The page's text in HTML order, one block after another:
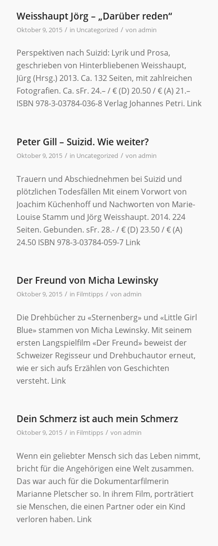
Weisshaupt Jörg – „Darüber reden“
Oktober 9, 2015 / in Uncategorized / von admin
Perspektiven nach Suizid: Lyrik und Prosa,
geschrieben von Hinterbliebenen Weisshaupt,
Jürg (Hrsg.) 2013. Ca. 132 Seiten, mit zahlreichen
Fotografien. Ca. sFr. 24.– / € (D) 20.50 / € (A) 21.–
ISBN 978-3-03784-036-8 Verlag Johannes Petri. Link
Peter Gill – Suizid. Wie weiter?
Oktober 9, 2015 / in Uncategorized / von admin
Trauern und Abschiednehmen bei Suizid und
plötzlichen Todesfällen Mit einem Vorwort von
Joachim Küchenhoff und Nachworten von Marie-
Louise Stamm und Jörg Weisshaupt. 2014. 224
Seiten. Gebunden. sFr. 28.- / € (D) 23.50 / € (A)
24.50 ISBN 978-3-03784-059-7 Link
Der Freund von Micha Lewinsky
Oktober 9, 2015 / in Filmtipps / von admin
Die Drehbücher zu «Sternenberg» und «Little Girl
Blue» stammen von Micha Lewinsky. Mit seinem
ersten Langspielfilm «Der Freund» beweist der
Schweizer Regisseur und Drehbuchautor erneut,
wie er sich aufs Erzählen von Geschichten
versteht. Link
Dein Schmerz ist auch mein Schmerz
Oktober 9, 2015 / in Filmtipps / von admin
Wenn ein geliebter Mensch sich das Leben nimmt,
bricht für die Angehörigen eine Welt zusammen.
Das war auch für die Dokumentarfilmerin
Marianne Pletscher so. In ihrem Film, porträtiert
sie Menschen, die einen Partner oder ein Kind
verloren haben. Link